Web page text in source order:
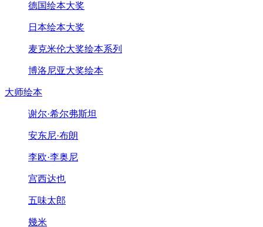
德国绘本大奖
日本绘本大奖
麦克米伦大奖绘本系列
博洛尼亚大奖绘本
大师绘本
谢尔·希尔弗斯坦
安东尼·布朗
李欧·李奥尼
宫西达也
五味太郎
幾米